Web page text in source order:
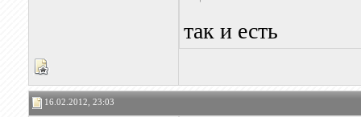
так и есть
16.02.2012, 23:03